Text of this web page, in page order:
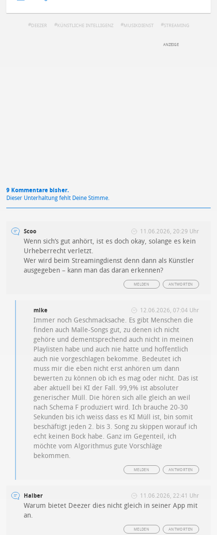
DEEZER KÜNSTLICHE INTELLIGENZ MUSIKDIENST STREAMING
9 Kommentare bisher.
Dieser Unterhaltung fehlt Deine Stimme.
Scoo 11.06.2026, 20:29 Uhr
Wenn sich‘s gut anhört, ist es doch okay, solange es kein
Urheberrecht verletzt.
Wer wird beim Streamingdienst denn dann als Künstler
ausgegeben – kann man das daran erkennen?
ANTWORTEN
MELDEN
mike 12.06.2026, 07:04 Uhr
Immer noch Geschmacksache. Es gibt Menschen die
finden auch Malle-Songs gut, zu denen ich nicht
gehöre und dementsprechend auch nicht in meinen
Playlisten habe und auch nie hatte und hoffentlich
auch nie vorgeschlagen bekomme. Bedeutet ich
muss mir die eben nicht erst anhören um dann
bewerten zu können ob ich es mag oder nicht. Das ist
aber aktuell bei KI der Fall. 99,9% ist absoluter
generischer Müll. Die hören sich alle gleich an weil
nach Schema F produziert wird. Ich brauche 20-30
Sekunden bis ich weiss dass es KI Müll ist, bin somit
beschäftigt jeden 2. bis 3. Song zu skippen worauf ich
echt keinen Bock habe. Ganz im Gegenteil, ich
möchte vom Algorithmus gute Vorschläge
bekommen.
ANTWORTEN
MELDEN
Halber 11.06.2026, 22:41 Uhr
Warum bietet Deezer dies nicht gleich in seiner App mit
an.
ANTWORTEN
MELDEN